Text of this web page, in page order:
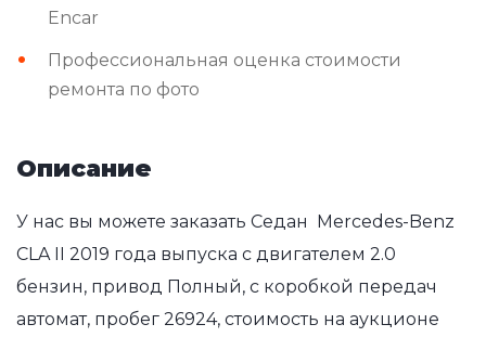
Encar
Профессиональная оценка стоимости
ремонта по фото
Описание
У нас вы можете заказать Седан Mercedes-Benz
CLA II 2019 года выпуска с двигателем 2.0
бензин, привод Полный, с коробкой передач
автомат, пробег 26924, стоимость на аукционе